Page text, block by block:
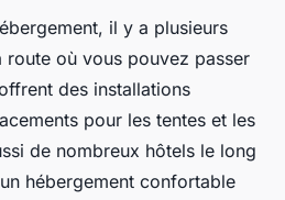
il y a plusieurs
où vous pouvez passer
des installations
pour les tentes et les
de nombreux hôtels le long
hébergement confortable